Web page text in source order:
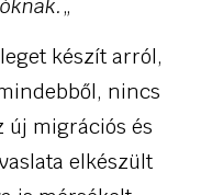
„
készít arról,
nincs
új migrációs és
elkészült